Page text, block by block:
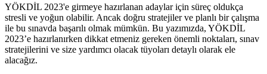
YÖKDİL 2023'e girmeye hazırlanan adaylar için süreç oldukça
stresli ve yoğun olabilir. Ancak doğru stratejiler ve planlı bir çalışma
ile bu sınavda başarılı olmak mümkün. Bu yazımızda, YÖKDİL
2023’e hazırlanırken dikkat etmeniz gereken önemli noktaları, sınav
stratejilerini ve size yardımcı olacak tüyoları detaylı olarak ele
alacağız.